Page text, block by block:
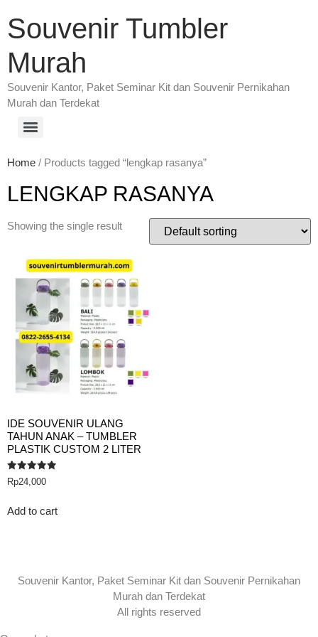
Souvenir Tumbler
Murah
Souvenir Kantor, Paket Seminar Kit dan Souvenir Pernikahan
Murah dan Terdekat
Home / Products tagged “lengkap rasanya”
LENGKAP RASANYA
Showing the single result
IDE SOUVENIR ULANG
TAHUN ANAK – TUMBLER
PLASTIK CUSTOM 2 LITER
Rated
5.00
Rp24,000
Add to cart
Souvenir Kantor, Paket Seminar Kit dan Souvenir Pernikahan
Murah dan Terdekat
All rights reserved